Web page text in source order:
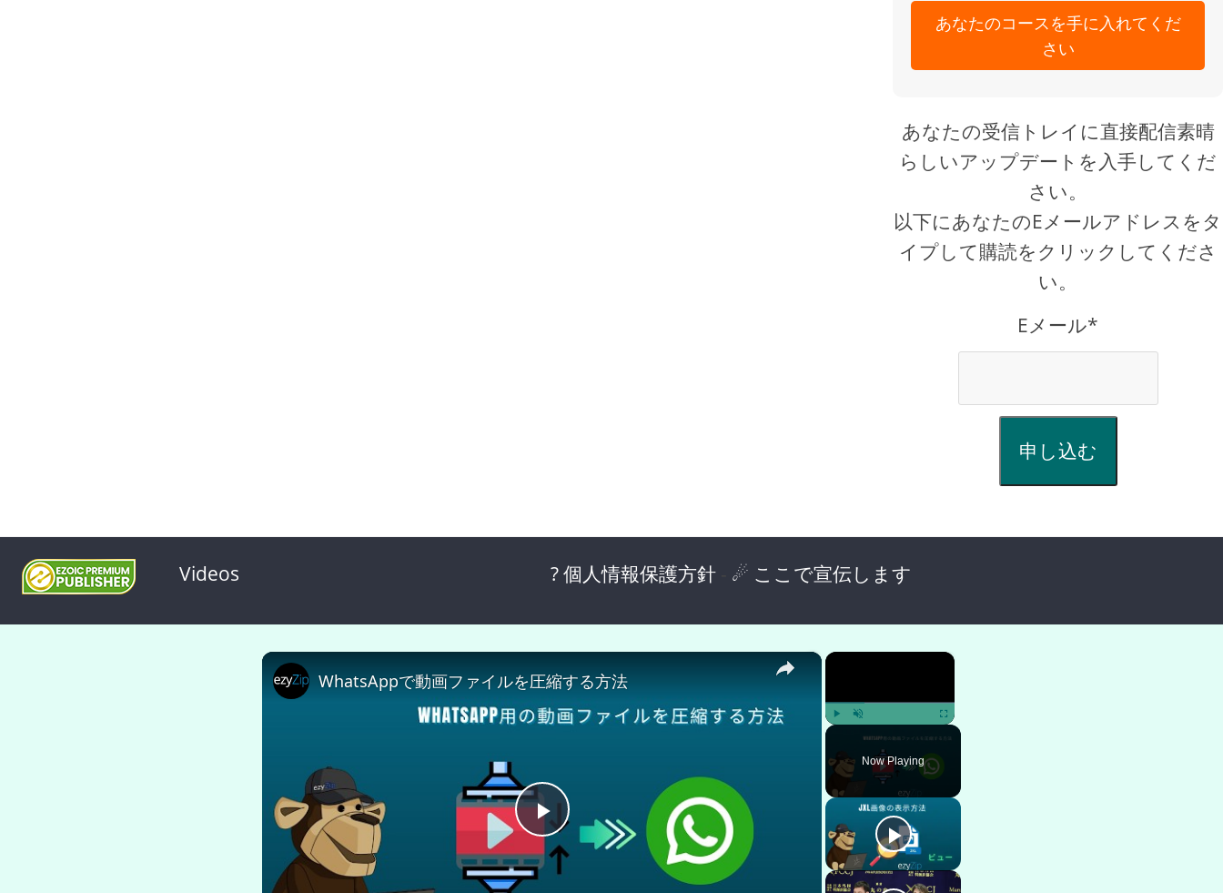
あなたのコースを手に入れてくだ
さい
あなたの受信トレイに直接配信素晴
らしいアップデートを入手してくだ
さい。
以下にあなたのEメールアドレスをタ
イプして購読をクリックしてくださ
い。
Eメール*
申し込む
Videos ? 個人情報保護方針 ☄ ここで宣伝します
×
Fullscreen
Now Playing
×
P
WhatsAppで動画ファイルを圧縮する方法